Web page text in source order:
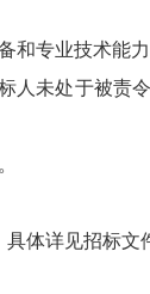
和专业技术能力
人未处于被
体详见招标文